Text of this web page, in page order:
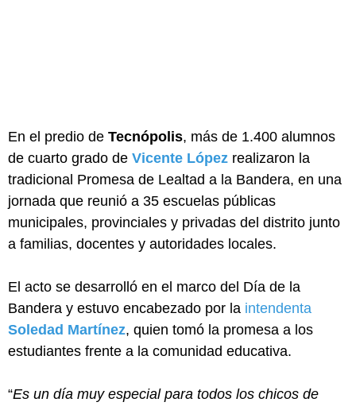
En el predio de Tecnópolis, más de 1.400 alumnos
de cuarto grado de Vicente López realizaron la
tradicional Promesa de Lealtad a la Bandera, en una
jornada que reunió a 35 escuelas públicas
municipales, provinciales y privadas del distrito junto
a familias, docentes y autoridades locales.
El acto se desarrolló en el marco del Día de la
Bandera y estuvo encabezado por la intendenta
Soledad Martínez, quien tomó la promesa a los
estudiantes frente a la comunidad educativa.
“Es un día muy especial para todos los chicos de